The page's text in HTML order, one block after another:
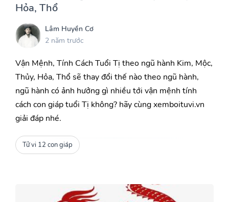
Hỏa, Thổ
Lâm Huyền Cơ
2 năm trước
Vận Mệnh, Tính Cách Tuổi Tị theo ngũ hành Kim, Mộc,
Thủy, Hỏa, Thổ sẽ thay đổi thế nào theo ngũ hành,
ngũ hành có ảnh hưởng gì nhiều tới vận mệnh tính
cách con giáp tuổi Tị không? hãy cùng xemboituvi.vn
giải đáp nhé.
Tử vi 12 con giáp